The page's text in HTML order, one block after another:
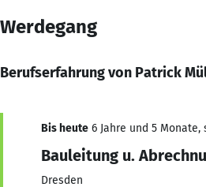
Werdegang
Berufserfahrung von Patrick
Bis heute 6 Jahre und 5 Monate,
Bauleitung u.
Dresden